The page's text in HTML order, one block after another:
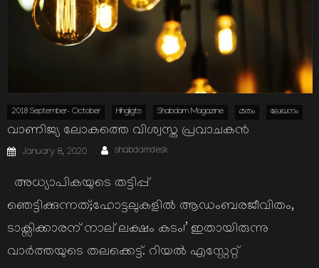
2018 September- October Hihgligts Shabdam Magazine മതം ലേഖനം
വാണിജ്യ ലോകത്തെ വിശ്വസ്ത പ്രവാചകന്‍
Posted
on
January 8, 2020 Author
shabdamdesk
അധ്യാപികയുടെ തട്ടിപ്പ്
ഞെട്ടിക്കുന്നത്;ഹോട്ടലുകളില്‍ ആഡംബരജീവിതം,
ടാക്സിക്കാരന് നാല് ലക്ഷം കടം!’ ഇതായിരുന്നു
വാര്‍ത്തയുടെ തലക്കെട്ട്. റിയല്‍ എസ്റ്റേറ്റ്